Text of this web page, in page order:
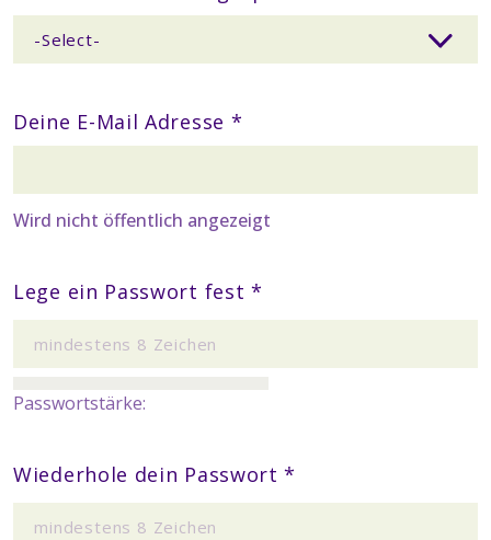
Deine E-Mail Adresse *
Wird nicht öffentlich angezeigt
Lege ein Passwort fest *
Passwortstärke:
Wiederhole dein Passwort *